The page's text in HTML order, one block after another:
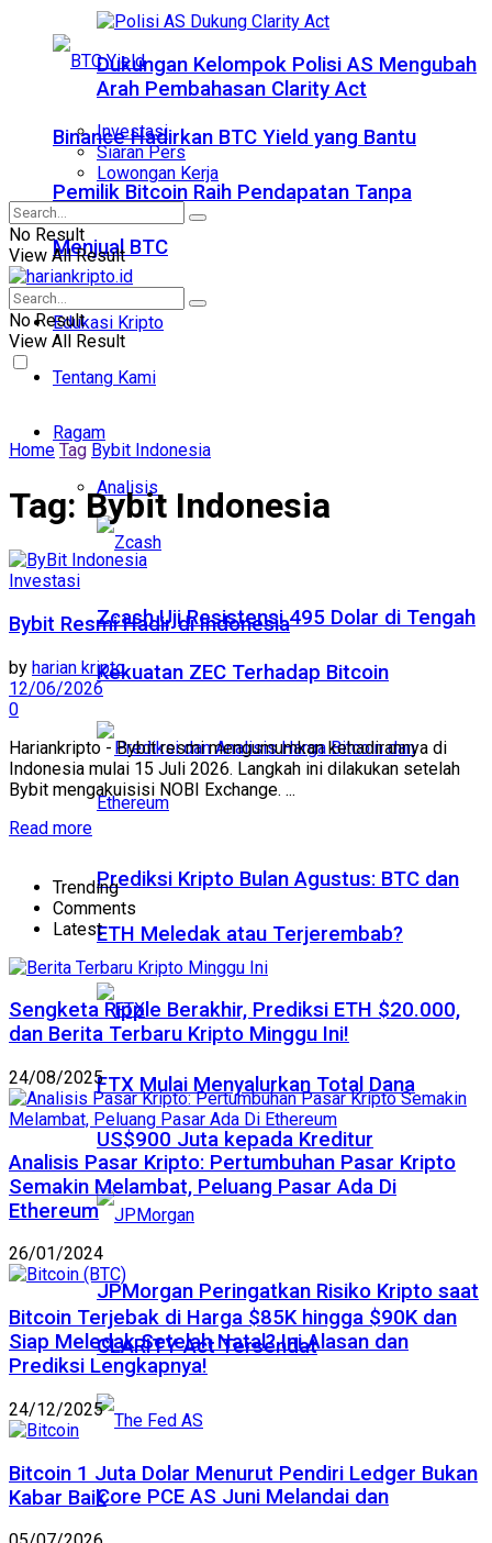
Binance Hadirkan BTC Yield yang Bantu
Pemilik Bitcoin Raih Pendapatan Tanpa
Menjual BTC
Edukasi Kripto
Tentang Kami
Ragam
Analisis
Zcash Uji Resistensi 495 Dolar di Tengah
Kekuatan ZEC Terhadap Bitcoin
Prediksi Kripto Bulan Agustus: BTC dan
ETH Meledak atau Terjerembab?
FTX Mulai Menyalurkan Total Dana
US$900 Juta kepada Kreditur
JPMorgan Peringatkan Risiko Kripto saat
CLARITY Act Tersendat
Core PCE AS Juni Melandai dan
Dukungan Kelompok Polisi AS Mengubah
Arah Pembahasan Clarity Act
Investasi
Siaran Pers
Lowongan Kerja
No Result
View All Result
No Result
View All Result
Home Tag Bybit Indonesia
Tag:Bybit Indonesia
Investasi
Bybit Resmi Hadir di Indonesia
by harian kripto
12/06/2026
0
Hariankripto - Bybit resmi mengumumkan kehadirannya di
Indonesia mulai 15 Juli 2026. Langkah ini dilakukan setelah
Bybit mengakuisisi NOBI Exchange. ...
Read more
Trending
Comments
Latest
Sengketa Ripple Berakhir, Prediksi ETH $20.000,
dan Berita Terbaru Kripto Minggu Ini!
24/08/2025
Analisis Pasar Kripto: Pertumbuhan Pasar Kripto
Semakin Melambat, Peluang Pasar Ada Di
Ethereum
26/01/2024
Bitcoin Terjebak di Harga $85K hingga $90K dan
Siap Meledak Setelah Natal? Ini Alasan dan
Prediksi Lengkapnya!
24/12/2025
Bitcoin 1 Juta Dolar Menurut Pendiri Ledger Bukan
Kabar Baik